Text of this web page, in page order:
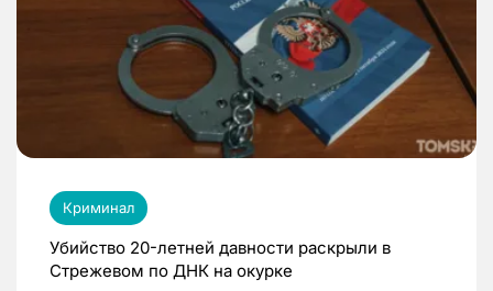
Криминал
Убийство 20-летней давности раскрыли в
Стрежевом по ДНК на окурке